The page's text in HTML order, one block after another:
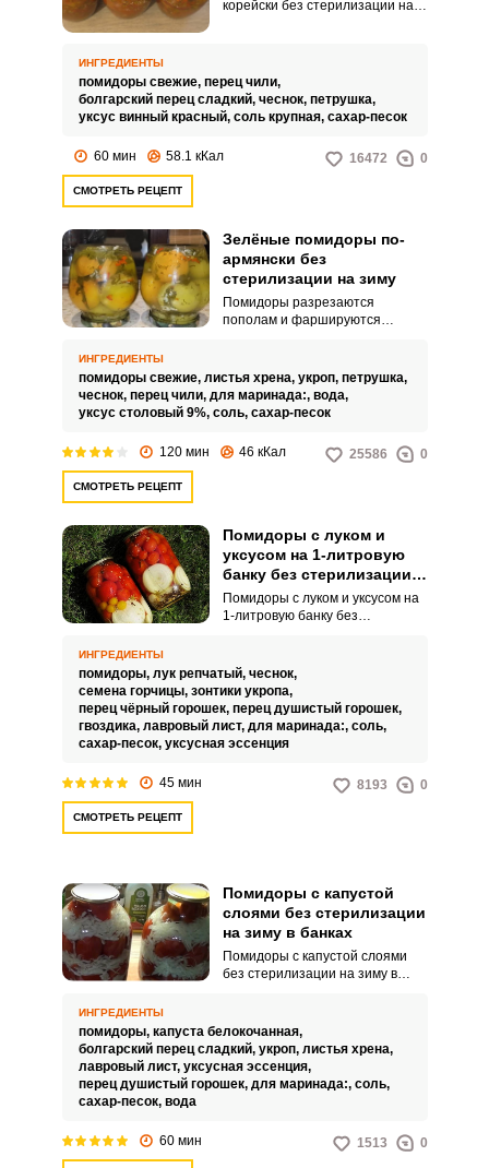
корейски без стерилизации на
острой.
ИНГРЕДИЕНТЫ
помидоры свежие, перец чили,
болгарский перец сладкий, чеснок, петрушка,
уксус винный красный, соль крупная, сахар-песок
60 мин 58.1 кКал 16472 0
СМОТРЕТЬ РЕЦЕПТ
Зелёные помидоры по-
армянски без
стерилизации на зиму
Помидоры разрезаются
пополам и фаршируются
банкам и заливается маринадом
из воды, соли, сахара и уксуса.
ИНГРЕДИЕНТЫ
помидоры свежие, листья хрена, укроп, петрушка,
чеснок, перец чили, для маринада:, вода,
уксус столовый 9%, соль, сахар-песок
120 мин 46 кКал 25586 0
СМОТРЕТЬ РЕЦЕПТ
Помидоры с луком и
уксусом на 1-литровую
банку без стерилизации
на зиму
Помидоры с луком и уксусом на
1-литровую банку без
вам точно следует запомнить.
Такая овощная закуска порадует
своей сочностью и
привлекательным видом.
ИНГРЕДИЕНТЫ
помидоры, лук репчатый, чеснок,
семена горчицы, зонтики укропа,
перец чёрный горошек, перец душистый горошек,
гвоздика, лавровый лист, для маринада:, соль,
сахар-песок, уксусная эссенция
45 мин 8193 0
СМОТРЕТЬ РЕЦЕПТ
Помидоры с капустой
слоями без стерилизации
на зиму в банках
Помидоры с капустой слоями
без стерилизации на зиму в
Закуска получится вкусной и в
меру остренькой. Совет по
ингредиентам: В салат для
разнообразия можно добавить
ИНГРЕДИЕНТЫ
помидоры, капуста белокочанная,
болгарский перец сладкий, укроп, листья хрена,
лавровый лист, уксусная эссенция,
перец душистый горошек, для маринада:, соль,
сахар-песок, вода
60 мин 1513 0